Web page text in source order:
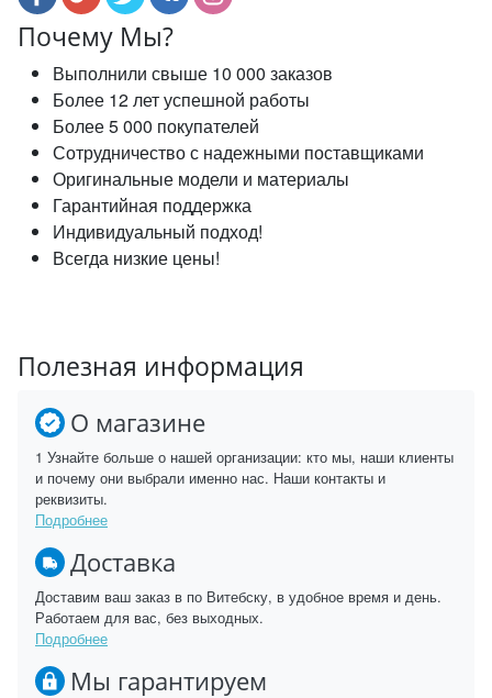
Почему Мы?
Выполнили свыше 10 000 заказов
Более 12 лет успешной работы
Более 5 000 покупателей
Сотрудничество с надежными поставщиками
Оригинальные модели и материалы
Гарантийная поддержка
Индивидуальный подход!
Всегда низкие цены!
Полезная информация
О магазине
1 Узнайте больше о нашей организации: кто мы, наши клиенты
и почему они выбрали именно нас. Наши контакты и
реквизиты.
Подробнее
Доставка
Доставим ваш заказ в по Витебску, в удобное время и день.
Работаем для вас, без выходных.
Подробнее
Мы гарантируем